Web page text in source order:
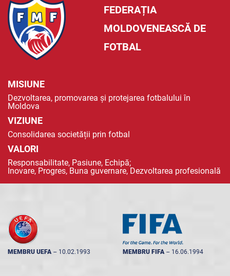
FEDERAȚIA
MOLDOVENEASCĂ DE
FOTBAL
MISIUNE
Dezvoltarea, promovarea și protejarea fotbalului în
Moldova
VIZIUNE
Consolidarea societății prin fotbal
VALORI
Responsabilitate, Pasiune, Echipă;
Inovare, Progres, Buna guvernare, Dezvoltarea profesională
MEMBRU UEFA -- 10.02.1993 MEMBRU FIFA -- 16.06.1994